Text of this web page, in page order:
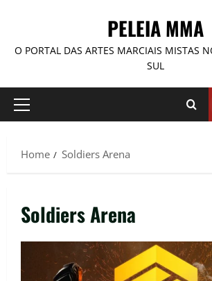
PELEIA MMA
O PORTAL DAS ARTES MARCIAIS MISTAS
SUL
Home Soldiers Arena
Soldiers Arena